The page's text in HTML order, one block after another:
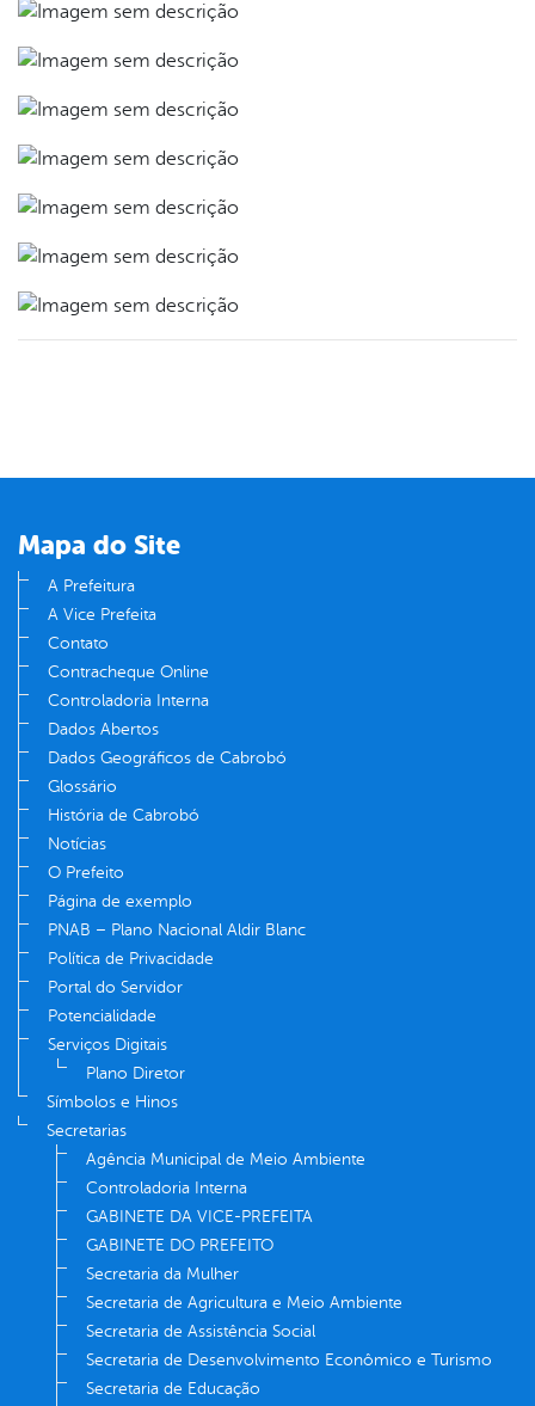
Mapa do Site
A Prefeitura
A Vice Prefeita
Contato
Contracheque Online
Controladoria Interna
Dados Abertos
Dados Geográficos de Cabrobó
Glossário
História de Cabrobó
Notícias
O Prefeito
Página de exemplo
PNAB – Plano Nacional Aldir Blanc
Política de Privacidade
Portal do Servidor
Potencialidade
Serviços Digitais
Plano Diretor
Símbolos e Hinos
Secretarias
Agência Municipal de Meio Ambiente
Controladoria Interna
GABINETE DA VICE-PREFEITA
GABINETE DO PREFEITO
Secretaria da Mulher
Secretaria de Agricultura e Meio Ambiente
Secretaria de Assistência Social
Secretaria de Desenvolvimento Econômico e Turismo
Secretaria de Educação